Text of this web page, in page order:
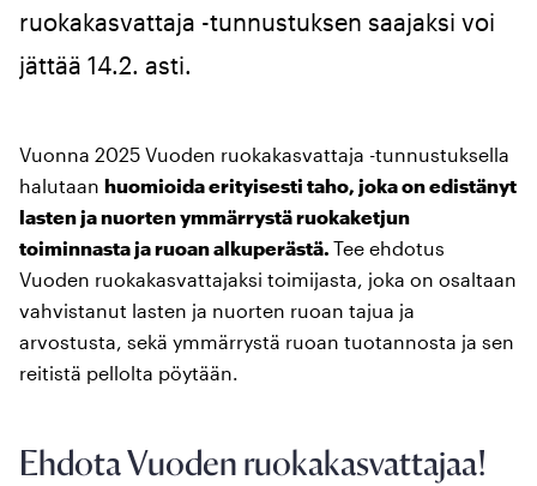
ruokakasvattaja -tunnustuksen saajaksi voi
jättää 14.2. asti.
Vuonna 2025 Vuoden ruokakasvattaja -tunnustuksella
halutaan huomioida erityisesti taho, joka on edistänyt
lasten ja nuorten ymmärrystä ruokaketjun
toiminnasta ja ruoan alkuperästä. Tee ehdotus
Vuoden ruokakasvattajaksi toimijasta, joka on osaltaan
vahvistanut lasten ja nuorten ruoan tajua ja
arvostusta, sekä ymmärrystä ruoan tuotannosta ja sen
reitistä pellolta pöytään.
Ehdota Vuoden ruokakasvattajaa!